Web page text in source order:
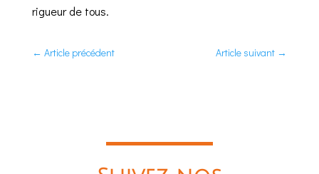
rigueur de tous.
← Article précédent Article suivant →